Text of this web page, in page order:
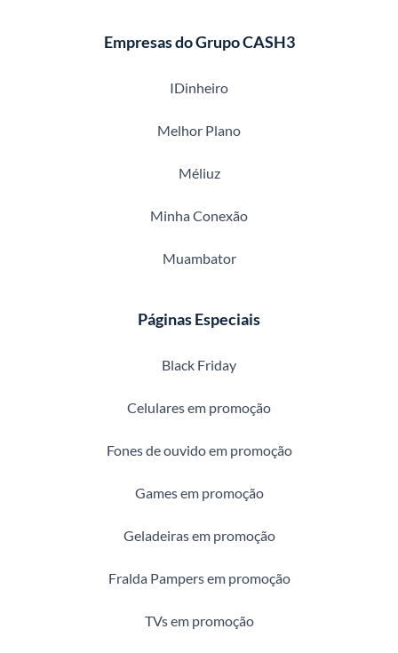
Empresas do Grupo CASH3
IDinheiro
Melhor Plano
Méliuz
Minha Conexão
Muambator
Páginas Especiais
Black Friday
Celulares em promoção
Fones de ouvido em promoção
Games em promoção
Geladeiras em promoção
Fralda Pampers em promoção
TVs em promoção